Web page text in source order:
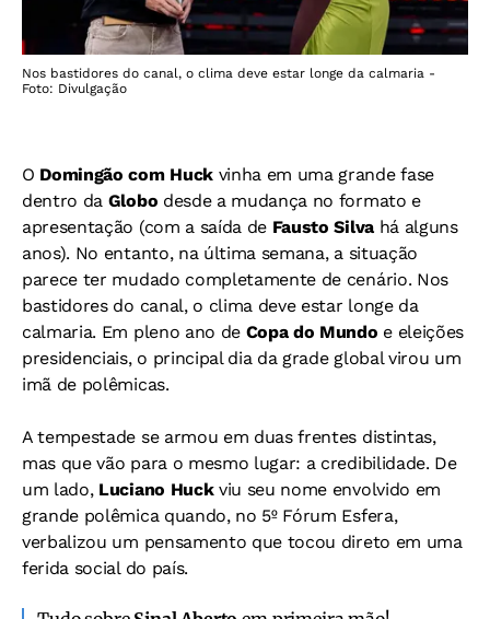
Nos bastidores do canal, o clima deve estar longe da calmaria -
Foto: Divulgação
O Domingão com Huckvinha em uma grande fase
dentro da Globo desde a mudança no formato e
apresentação (com a saída de Fausto Silvahá alguns
anos). No entanto, na última semana, a situação
parece ter mudado completamente de cenário. Nos
bastidores do canal, o clima deve estar longe da
calmaria. Em pleno ano de Copa do Mundo e eleições
presidenciais, o principal dia da grade global virou um
imã de polêmicas.
A tempestade se armou em duas frentes distintas,
mas que vão para o mesmo lugar: a credibilidade. De
um lado, Luciano Huckviu seu nome envolvido em
grande polêmica quando, no 5º Fórum Esfera,
verbalizou um pensamento que tocou direto em uma
ferida social do país.